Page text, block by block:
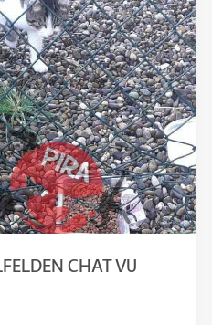
CHAT VU